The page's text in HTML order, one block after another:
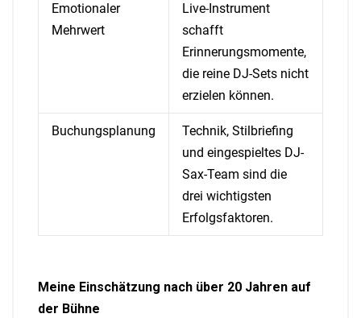
Emotionaler
Mehrwert
Live-Instrument
schafft
Erinnerungsmomente,
die reine DJ-Sets nicht
erzielen können.
Buchungsplanung
Technik, Stilbriefing
und eingespieltes DJ-
Sax-Team sind die
drei wichtigsten
Erfolgsfaktoren.
Meine Einschätzung nach über 20 Jahren auf
der Bühne